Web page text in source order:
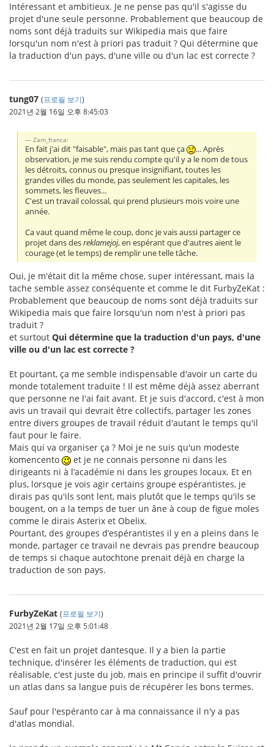
Intéressant et ambitieux. Je ne pense pas qu'il s'agisse du
projet d'une seule personne. Probablement que beaucoup de
noms sont déjà traduits sur Wikipedia mais que faire
lorsqu'un nom n'est à priori pas traduit ? Qui détermine que
la traduction d'un pays, d'une ville ou d'un lac est correcte ?
tung07 (프로필 보기)
2021년 2월 16일 오후 8:45:03
Zam_franca:
En fait j'ai dit "faisable", mais pas tant que ça
... Après
observation, je me suis rendu compte qu'il y a le nom de tous
les détroits, connus ou presque insignifiant, toutes les
grandes villes du monde, pas seulement les capitales, les
sommets, les fleuves...
C'est un travail colossal, qui prend plusieurs mois voire une
année.
Ca vaut quand même le coup, donc je vais aussi partager ce
projet dans desreklamejoj, en espérant que d'autres aient le
courage (et le temps) de remplir une telle tâche.
Oui, je m'était dit la même chose, super intéressant, mais la
tache semble assez conséquente et comme le dit FurbyZeKat :
Probablement que beaucoup de noms sont déjà traduits sur
Wikipedia mais que faire lorsqu'un nom n'est à priori pas
traduit ?
et surtout Qui détermine que la traduction d'un pays, d'une
ville ou d'un lac est correcte ?
Et pourtant, ça me semble indispensable d'avoir un carte du
monde totalement traduite ! Il est même déjà assez aberrant
que personne ne l'ai fait avant. Et je suis d'accord, c'est à mon
avis un travail qui devrait être collectifs, partager les zones
entre divers groupes de travail réduit d'autant le temps qu'il
faut pour le faire.
Mais qui va organiser ça ? Moi je ne suis qu'un modeste
komencento
et je ne connais personne ni dans les
dirigeants ni à l’académie ni dans les groupes locaux. Et en
plus, lorsque je vois agir certains groupe espérantistes, je
dirais pas qu'ils sont lent, mais plutôt que le temps qu'ils se
bougent, on a la temps de tuer un âne à coup de figue moles
comme le dirais Asterix et Obelix.
Pourtant, des groupes d’espérantistes il y en a pleins dans le
monde, partager ce travail ne devrais pas prendre beaucoup
de temps si chaque autochtone prenait déjà en charge la
traduction de son pays.
FurbyZeKat (프로필 보기)
2021년 2월 17일 오후 5:01:48
C'est en fait un projet dantesque. Il y a bien la partie
technique, d'insérer les éléments de traduction, qui est
réalisable, c'est juste du job, mais en principe il suffit d'ouvrir
un atlas dans sa langue puis de récupérer les bons termes.
Sauf pour l'espéranto car à ma connaissance il n'y a pas
d'atlas mondial.